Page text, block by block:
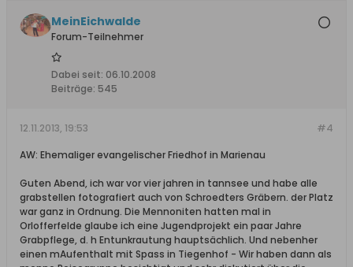
MeinEichwalde
Forum-Teilnehmer
Dabei seit: 06.10.2008
Beiträge: 545
#4
12.11.2013, 19:53
AW: Ehemaliger evangelischer Friedhof in Marienau
Guten Abend, ich war vor vier jahren in tannsee und habe alle
grabstellen fotografiert auch von Schroedters Gräbern. der Platz
war ganz in Ordnung. Die Mennoniten hatten mal in
Orlofferfelde glaube ich eine Jugendprojekt ein paar Jahre
Grabpflege, d. h Entunkrautung hauptsächlich. Und nebenher
einen mAufenthalt mit Spass in Tiegenhof - Wir haben dann als